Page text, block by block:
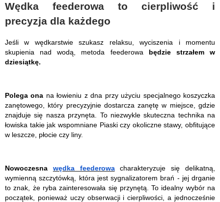
Wędka feederowa to cierpliwość i
precyzja dla każdego
Jeśli w wędkarstwie szukasz relaksu, wyciszenia i momentu
skupienia nad wodą, metoda feederowa będzie strzałem w
dziesiątkę.
Polega ona na łowieniu z dna przy użyciu specjalnego koszyczka
zanętowego, który precyzyjnie dostarcza zanętę w miejsce, gdzie
znajduje się nasza przynęta. To niezwykle skuteczna technika na
łowiska takie jak wspomniane Piaski czy okoliczne stawy, obfitujące
w leszcze, płocie czy liny.
Nowoczesna wędka feederowacharakteryzuje się delikatną,
wymienną szczytówką, która jest sygnalizatorem brań - jej drganie
to znak, że ryba zainteresowała się przynętą. To idealny wybór na
początek, ponieważ uczy obserwacji i cierpliwości, a jednocześnie